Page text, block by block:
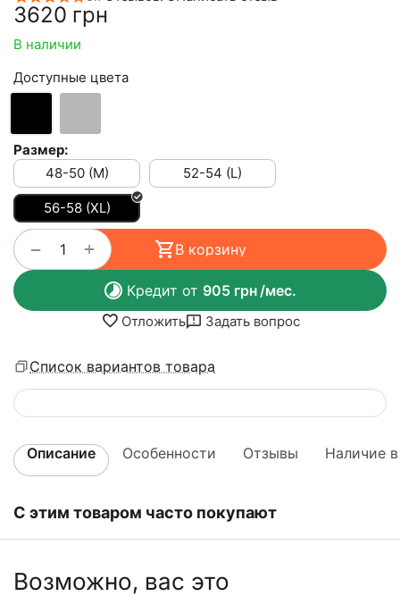
‍3620‍ грн
В наличии
Доступные цвета
Размер:
48-50 (M)
52-54 (L)
56-58 (XL)
+
− В корзину
Кредит от 905грн/мес.
Отложить Задать вопрос
Список вариантов товара
Описание Особенности Отзывы Наличие
С этим товаром часто покупают
Возможно, вас это